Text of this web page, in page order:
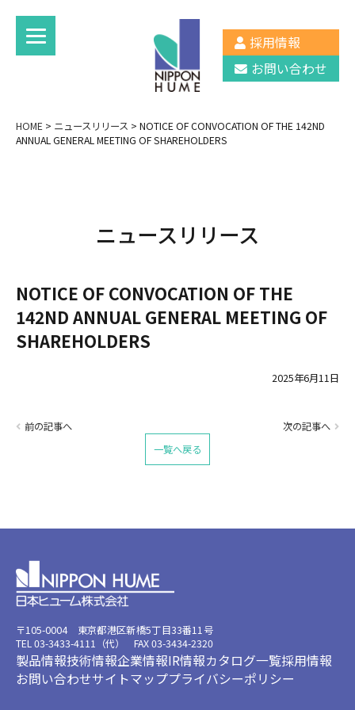
採用情報
お問い合わせ
HOME > ニュースリリース > NOTICE OF CONVOCATION OF THE 142ND
ANNUAL GENERAL MEETING OF SHAREHOLDERS
ニュースリリース
NOTICE OF CONVOCATION OF THE
142ND ANNUAL GENERAL MEETING OF
SHAREHOLDERS
2025年6月11日
前の記事へ
次の記事へ
一覧へ戻る
〒105-0004 東京都港区新橋5丁目33番11号
TEL 03-3433-4111（代） FAX 03-3434-2320
製品情報技術情報企業情報IR情報カタログ一覧採用情報
お問い合わせサイトマッププライバシーポリシー